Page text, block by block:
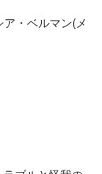
・ベルマン(メ